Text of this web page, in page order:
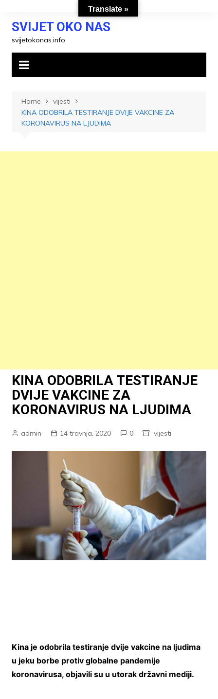
contentSVIJET OKO NAS
svijetokonas.info
Home
vijesti
KINA ODOBRILA TESTIRANJE DVIJE VAKCINE ZA
KORONAVIRUS NA LJUDIMA
KINA ODOBRILA TESTIRANJE
DVIJE VAKCINE ZA
KORONAVIRUS NA LJUDIMA
admin 14 travnja, 2020 0 vijesti
Kina je odobrila testiranje dvije vakcine na ljudima
u jeku borbe protiv globalne pandemije
koronavirusa, objavili su u utorak državni mediji.
Translate »